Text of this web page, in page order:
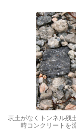
表土がなくトンネル残
時コンクリートを